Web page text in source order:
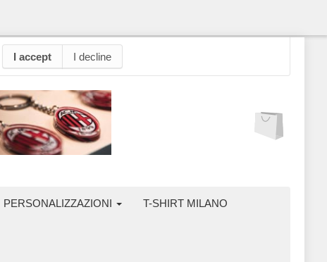
I accept I decline
PERSONALIZZAZIONI T-SHIRT MILANO